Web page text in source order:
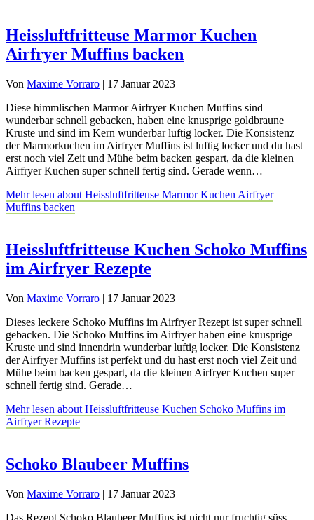
Heissluftfritteuse Marmor Kuchen
Airfryer Muffins backen
Von Maxime Vorraro | 17 Januar 2023
Diese himmlischen Marmor Airfryer Kuchen Muffins sind
wunderbar schnell gebacken, haben eine knusprige goldbraune
Kruste und sind im Kern wunderbar luftig locker. Die Konsistenz
der Marmorkuchen im Airfryer Muffins ist luftig locker und du hast
erst noch viel Zeit und Mühe beim backen gespart, da die kleinen
Airfryer Kuchen super schnell fertig sind. Gerade wenn…
Mehr lesen about Heissluftfritteuse Marmor Kuchen Airfryer
Muffins backen
Heissluftfritteuse Kuchen Schoko Muffins
im Airfryer Rezepte
Von Maxime Vorraro | 17 Januar 2023
Dieses leckere Schoko Muffins im Airfryer Rezept ist super schnell
gebacken. Die Schoko Muffins im Airfryer haben eine knusprige
Kruste und sind innendrin wunderbar luftig locker. Die Konsistenz
der Airfryer Muffins ist perfekt und du hast erst noch viel Zeit und
Mühe beim backen gespart, da die kleinen Airfryer Kuchen super
schnell fertig sind. Gerade…
Mehr lesen about Heissluftfritteuse Kuchen Schoko Muffins im
Airfryer Rezepte
Schoko Blaubeer Muffins
Von Maxime Vorraro | 17 Januar 2023
Das Rezept Schoko Blaubeer Muffins ist nicht nur fruchtig süss,